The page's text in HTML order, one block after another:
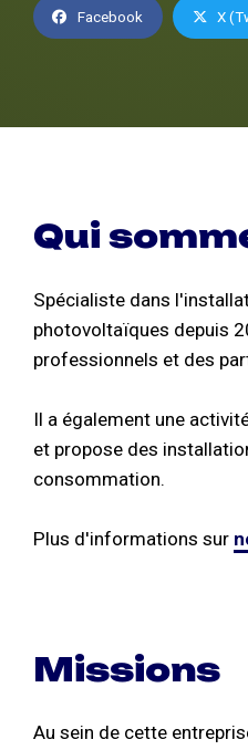
Facebook X
Qui
Spécialiste dans
photovoltaïques depuis
professionnels et des
Il a également une
et propose des
consommation.
Plus d'informations sur
Missions
Au sein de cette